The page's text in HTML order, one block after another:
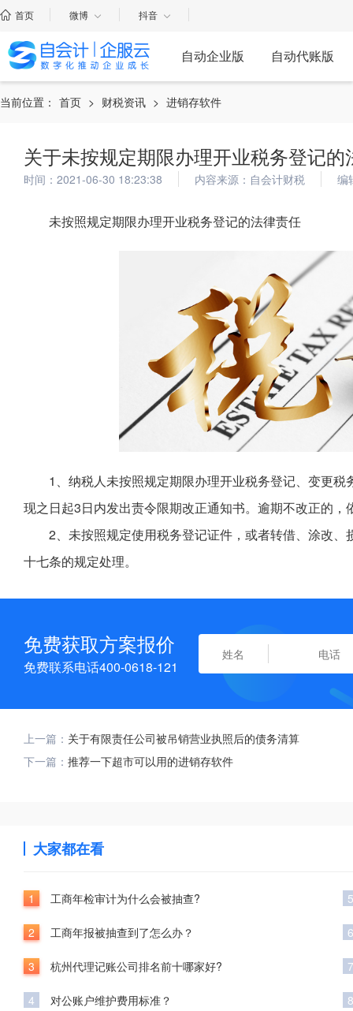
首页 微博 抖音
自动企业版 自动代账版
当前位置： 首页 > 财税资讯 > 进销存软件
关于未按规定期限办理开业税务登记的
时间：2021-06-30 18:23:38 内容来源：自会计财税 编
未按照规定期限办理开业税务登记的法律责任
1、纳税人未按照规定期限办理开业税务登记、变更
现之日起3日内发出责令限期改正通知书。逾期不改正的
2、未按照规定使用税务登记证件，或者转借、涂改
十七条的规定处理。
免费获取方案报价
免费联系电话400-0618-121
上一篇： 关于有限责任公司被吊销营业执照后的债务清算
下一篇： 推荐一下超市可以用的进销存软件
大家都在看
1 工商年检审计为什么会被抽查?
2 工商年报被抽查到了怎么办？
3 杭州代理记账公司排名前十哪家好?
4 对公账户维护费用标准？
5
6
7
8